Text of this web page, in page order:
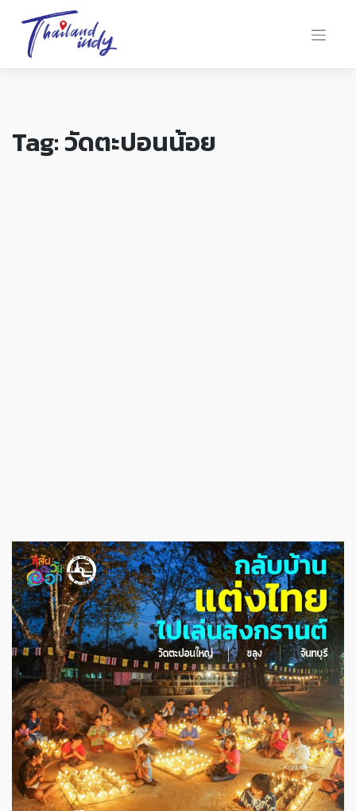
Tag:วัดตะปอนน้อย